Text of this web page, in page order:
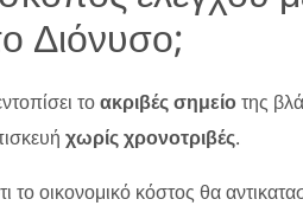
Διόνυσο;
τοακριβές σημείοτης
χωρίς χρονοτριβές.
το οικονομικό κόστος θα